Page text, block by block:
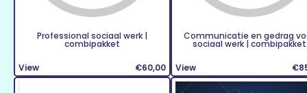
Professional sociaal werk |
combipakket
View €60,00
Communicatie en gedrag
sociaal werk | combipakket
View